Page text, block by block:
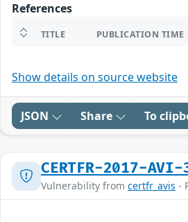
References
TITLE PUBLICATION TIME
Show details on source website
JSON Share To
CERTFR-2017-AVI-
Vulnerability from certfr_avis -